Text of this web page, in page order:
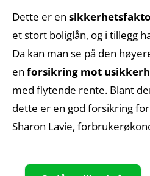
Dette er en
et stort boliglån, og i tillegg
Da kan man se på den
enforsikring mot
med flytende rente. Blant
dette er en god forsikring
Sharon Lavie,